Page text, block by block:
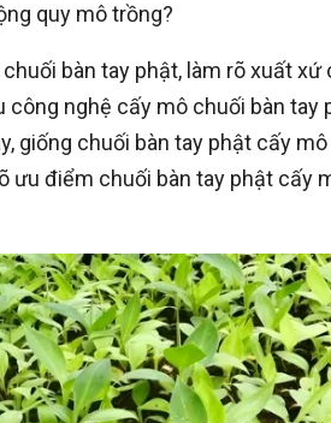
quy mô trồng?
bàn tay phật, làm rõ xuất
nghệ cấy mô chuối bàn tay
giống chuối bàn tay phật cấy
ưu điểm chuối bàn tay phật cấy